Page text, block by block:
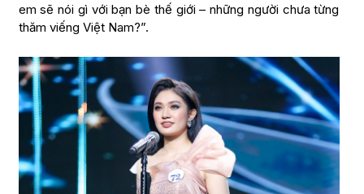
em sẽ nói gì với bạn bè thế giới – những người chưa từng
thăm viếng Việt Nam?”.